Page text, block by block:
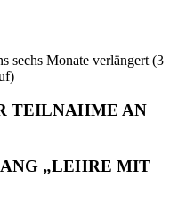
sechs Monate verlängert (3
TEILNAHME AN
„LEHRE MIT